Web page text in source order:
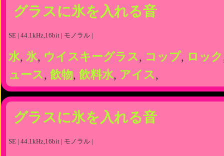
グラスに氷を入れる音
SE | 44.1kHz,16bit | モノラル |
水, 氷, ウイスキーグラス, コップ, ロック
ュース, 飲物, 飲料水, アイス,
グラスに氷を入れる音
SE | 44.1kHz,16bit | モノラル |